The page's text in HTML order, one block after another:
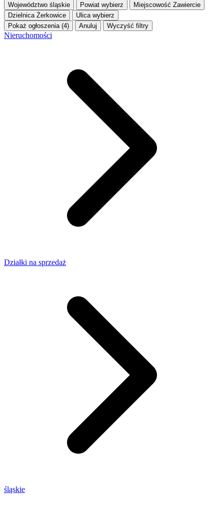
Województwo śląskie Powiat wybierz Miejscowość Zawiercie
Dzielnica Żerkowice Ulica wybierz
Pokaż ogłoszenia (4)
Anuluj Wyczyść filtry
Nieruchomości
Działki na sprzedaż
śląskie